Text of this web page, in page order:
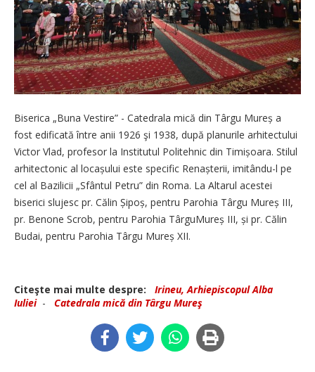
Biserica „Buna Vestire” - Catedrala mică din Târgu Mureș a
fost edificată între anii 1926 şi 1938, după planurile arhitectului
Victor Vlad, profesor la Institutul Politehnic din Timișoara. Stilul
arhitectonic al locașului este specific Renașterii, imitându-l pe
cel al Bazilicii „Sfântul Petru” din Roma. La Altarul acestei
biserici slujesc pr. Călin Șipoș, pentru Parohia Târgu Mureș III,
pr. Benone Scrob, pentru Parohia TârguMureș III, și pr. Călin
Budai, pentru Parohia Târgu Mureș XII.
Citeşte mai multe despre:
Irineu, Arhiepiscopul Alba
Iuliei- Catedrala mică din Târgu Mureş